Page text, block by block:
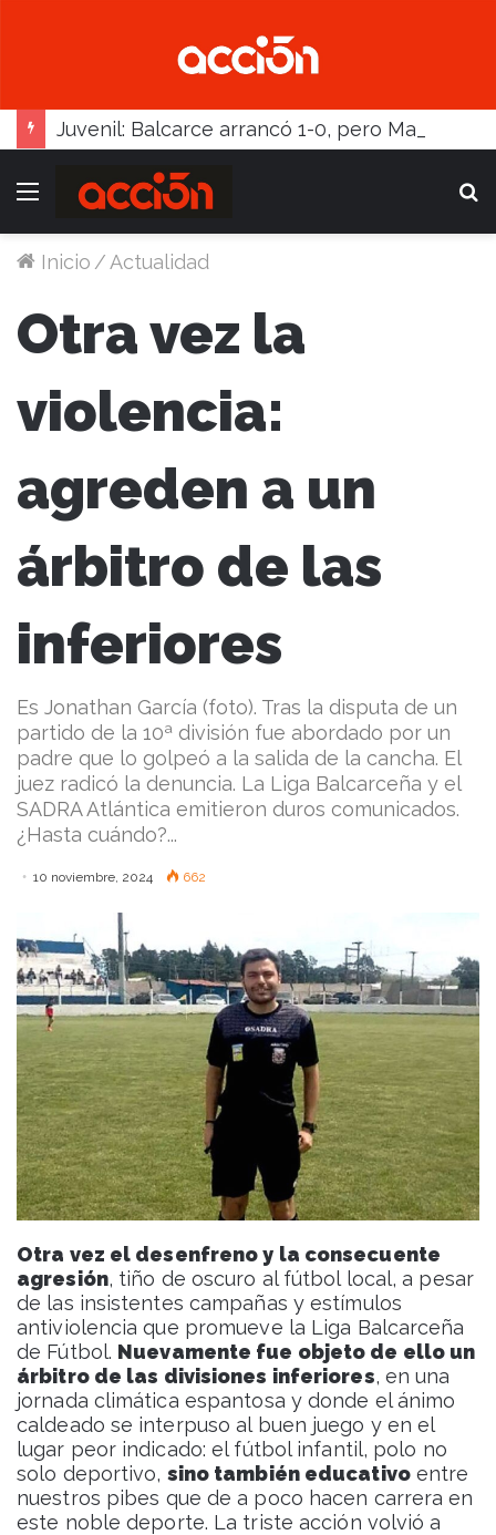
Menú
Inicio /Actualidad
Otra vez la
violencia:
agreden a un
árbitro de las
inferiores
Es Jonathan García (foto). Tras la disputa de un
partido de la 10ª división fue abordado por un
padre que lo golpeó a la salida de la cancha. El
juez radicó la denuncia. La Liga Balcarceña y el
SADRA Atlántica emitieron duros comunicados.
¿Hasta cuándo?...
10 noviembre, 2024 662
Otra vez el desenfreno y la consecuente
agresión, tiño de oscuro al fútbol local, a pesar
de las insistentes campañas y estímulos
antiviolencia que promueve la Liga Balcarceña
de Fútbol. Nuevamente fue objeto de ello un
árbitro de las divisiones inferiores, en una
jornada climática espantosa y donde el ánimo
caldeado se interpuso al buen juego y en el
lugar peor indicado: el fútbol infantil, polo no
solo deportivo, sino también educativoentre
nuestros pibes que de a poco hacen carrera en
este noble deporte. La triste acción volvió a